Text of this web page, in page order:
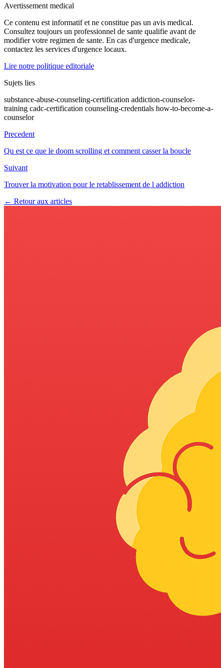
Avertissement medical
Ce contenu est informatif et ne constitue pas un avis medical.
Consultez toujours un professionnel de sante qualifie avant de
modifier votre regimen de sante. En cas d'urgence medicale,
contactez les services d'urgence locaux.
Lire notre politique editoriale
Sujets lies
substance-abuse-counseling-certification addiction-counselor-
training cadc-certification counseling-credentials how-to-become-a-
counselor
Precedent
Qu est ce que le doom scrolling et comment casser la boucle
Suivant
Trouver la motivation pour le retablissement de l addiction
← Retour aux articles